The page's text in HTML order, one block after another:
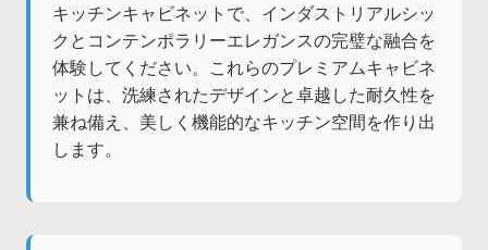
キッチンキャビネットで、インダストリアルシッ
クとコンテンポラリーエレガンスの完璧な融合を
体験してください。これらのプレミアムキャビネ
ットは、洗練されたデザインと卓越した耐久性を
兼ね備え、美しく機能的なキッチン空間を作り出
します。